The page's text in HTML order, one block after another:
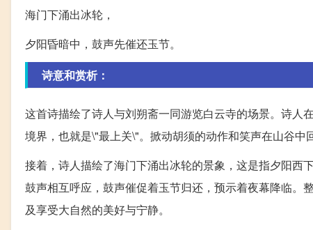
海门下涌出冰轮，
夕阳昏暗中，鼓声先催还玉节。
诗意和赏析：
这首诗描绘了诗人与刘朔斋一同游览白云寺的场景。诗人
境界，也就是\"最上关\"。掀动胡须的动作和笑声在山谷中
接着，诗人描绘了海门下涌出冰轮的景象，这是指夕阳西
鼓声相互呼应，鼓声催促着玉节归还，预示着夜幕降临。
及享受大自然的美好与宁静。